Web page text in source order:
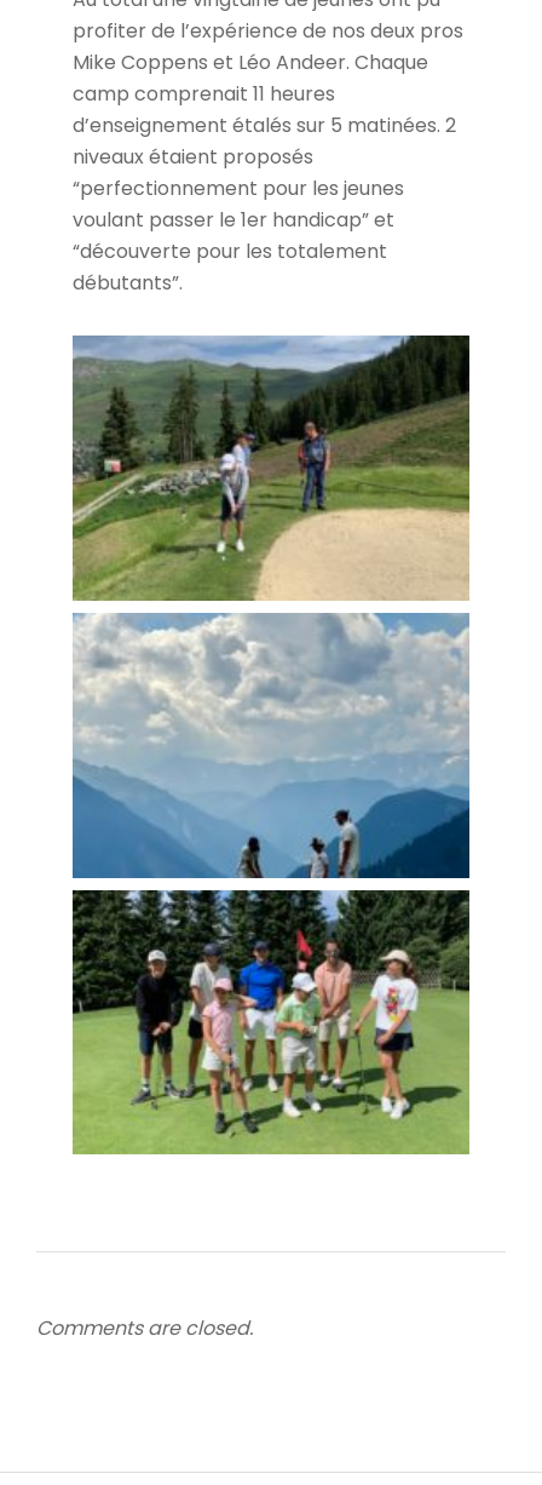
profiter de l’expérience de nos deux pros
Mike Coppens et Léo Andeer. Chaque
camp comprenait 11 heures
d’enseignement étalés sur 5 matinées. 2
niveaux étaient proposés
“perfectionnement pour les jeunes
voulant passer le 1er handicap” et
“découverte pour les totalement
débutants”.
Comments are closed.